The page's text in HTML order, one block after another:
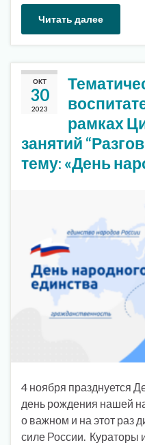
Читать далее
ОКТ
30
2023
рамках
занятий
тему: «День
4 ноября празднуется
день рождения нашей
о важном и на этот раз
силе России. Кураторы